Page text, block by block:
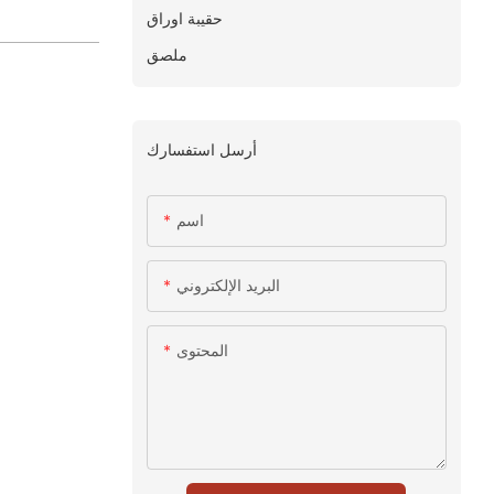
حقيبة اوراق
ملصق
أرسل استفسارك
اسم
البريد الإلكتروني
المحتوى